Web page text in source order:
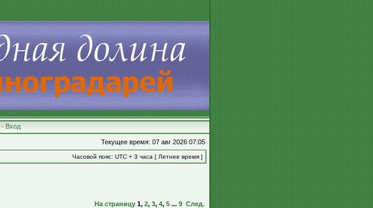
• Вход
Текущее время: 07 авг 2026 07:05
Часовой пояс: UTC + 3 часа [ Летнее время ]
На страницу 1, 2, 3, 4, 5 ... 9 След.